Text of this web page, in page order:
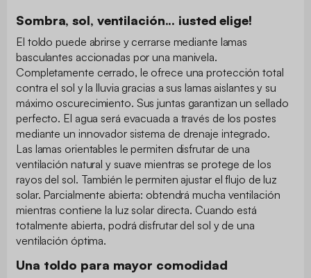
Sombra, sol, ventilación... ¡usted elige!
El toldo puede abrirse y cerrarse mediante lamas
basculantes accionadas por una manivela.
Completamente cerrado, le ofrece una protección total
contra el sol y la lluvia gracias a sus lamas aislantes y su
máximo oscurecimiento. Sus juntas garantizan un sellado
perfecto. El agua será evacuada a través de los postes
mediante un innovador sistema de drenaje integrado.
Las lamas orientables le permiten disfrutar de una
ventilación natural y suave mientras se protege de los
rayos del sol. También le permiten ajustar el flujo de luz
solar. Parcialmente abierta: obtendrá mucha ventilación
mientras contiene la luz solar directa. Cuando está
totalmente abierta, podrá disfrutar del sol y de una
ventilación óptima.
Una toldo para mayor comodidad